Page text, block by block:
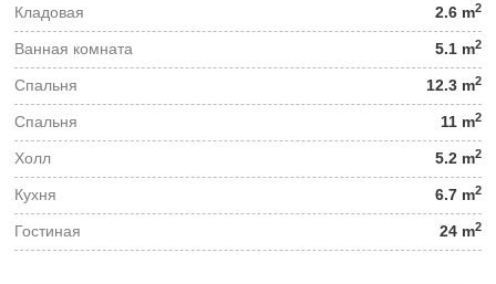
Кладовая 2.6 m2
Ванная комната 5.1 m2
Спальня 12.3 m2
Спальня 11 m2
Холл 5.2 m2
Кухня 6.7 m2
Гостиная 24 m2